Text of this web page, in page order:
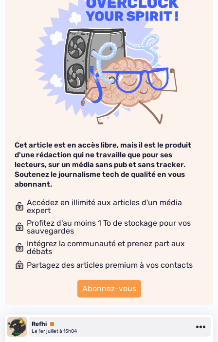
Cet article est en accès libre, mais il est le produit
d'une rédaction qui ne travaille que pour ses
lecteurs, sur un média sans pub et sans tracker.
Soutenez le journalisme tech de qualité en vous
abonnant.
Accédez en illimité aux articles d'un média
expert
Profitez d'au moins 1 To de stockage pour vos
sauvegardes
Intégrez la communauté et prenez part aux
débats
Partagez des articles premium à vos contacts
Abonnez-vous
Refhi Premium
Le 1er juillet à 15h04